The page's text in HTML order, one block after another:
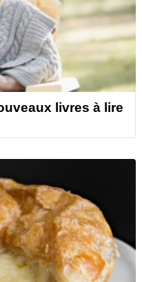
livres à lire